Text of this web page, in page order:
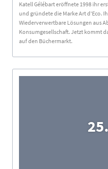
Katell Gélébart eröffnete 1998 ihr
und gründete die Marke Art d'Eco.
Wiederverwertbare Lösungen aus
Konsumgesellschaft. Jetzt kommt
auf den Büchermarkt.